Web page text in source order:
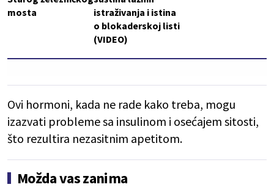
mosta
istraživanja i istina
o blokaderskoj listi
(VIDEO)
Ovi hormoni, kada ne rade kako treba, mogu
izazvati probleme sa insulinom i osećajem sitosti,
što rezultira nezasitnim apetitom.
Možda vas zanima